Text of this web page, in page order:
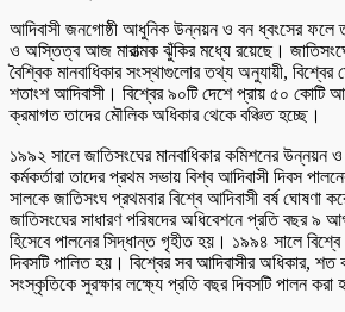
আদিবাসী জনগোষ্ঠী আধুনিক উন্নয়ন ও বন ধ্বংসের ফলে
ও অস্তিত্ব আজ মারাত্মক ঝুঁকির মধ্যে রয়েছে।
বৈশ্বিক মানবাধিকার সংস্থাগুলোর তথ্য অনুযায়ী,
শতাংশ আদিবাসী। বিশ্বের ৯০টি দেশে প্রায় ৫০ কোটি
ক্রমাগত তাদের মৌলিক অধিকার থেকে বঞ্চিত হচ্ছে।
১৯৯২ সালে জাতিসংঘের মানবাধিকার কমিশনের উন্নয়ন
কর্মকর্তারা তাদের প্রথম সভায় বিশ্ব আদিবাসী দিবস
সালকে জাতিসংঘ প্রথমবার বিশ্বে আদিবাসী বর্ষ ঘোষণা
জাতিসংঘের সাধারণ পরিষদের অধিবেশনে প্রতি বছর ৯
হিসেবে পালনের সিদ্ধান্ত গৃহীত হয়। ১৯৯৪ সালে
দিবসটি পালিত হয়। বিশ্বের সব আদিবাসীর অধিকার,
সংস্কৃতিকে সুরক্ষার লক্ষ্যে প্রতি বছর দিবসটি পালন করা